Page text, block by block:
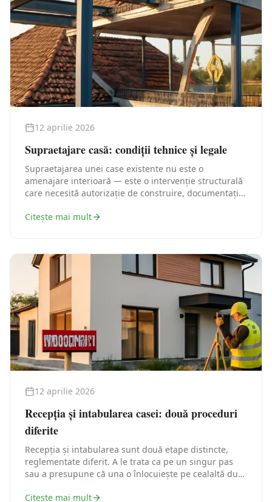
12 aprilie 2026
Supraetajare casă: condiții tehnice și legale
Supraetajarea unei case existente nu este o
amenajare interioară — este o intervenție structurală
care necesită autorizație de construire, documentație
structurală serioasă. Iată traseul legal corect, pas cu
Citește mai mult
12 aprilie 2026
Recepția și intabularea casei: două proceduri
diferite
Recepția și intabularea sunt două etape distincte,
reglementate diferit. A le trata ca pe un singur pas
sau a presupune că una o înlocuiește pe cealaltă duce
închiderea dosarului unei case.
Citește mai mult